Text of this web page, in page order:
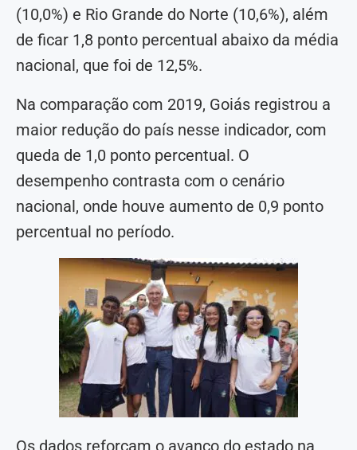
(10,0%) e Rio Grande do Norte (10,6%), além
de ficar 1,8 ponto percentual abaixo da média
nacional, que foi de 12,5%.
Na comparação com 2019, Goiás registrou a
maior redução do país nesse indicador, com
queda de 1,0 ponto percentual. O
desempenho contrasta com o cenário
nacional, onde houve aumento de 0,9 ponto
percentual no período.
Os dados reforçam o avanço do estado na